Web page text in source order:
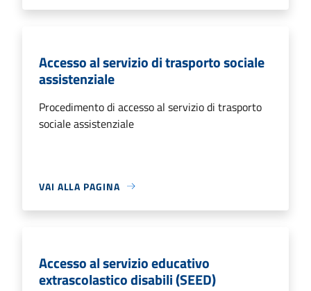
Accesso al servizio di trasporto sociale
assistenziale
Procedimento di accesso al servizio di trasporto
sociale assistenziale
VAI ALLA PAGINA
Accesso al servizio educativo
extrascolastico disabili (SEED)